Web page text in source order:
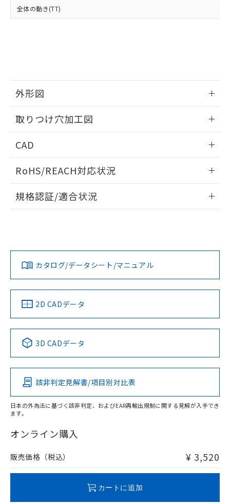
全体の動き(TT)
外形図
取りつけ穴加工図
CAD
ドすることができます。
ログイン/会員登録
ダウンロードデータをご利用いただく前に、以下を必ずお読
みください。
ソフトウェアの使用条件
RoHS/REACH対応状況
EU RoHS 注意事項・凡例
対応済み
中国 RoHS 注意事項・凡例
Pb Hg Cd Cr(VI)
O
在庫等で未対応品が混在する可能性があります。
問い合わせください。
規格認証/適合状況
カタログ/データシート/マニュアル
2D CADデータ
3D CADデータ
該非判定見解書/項目別対比表
日本の外為法に基づく該非判定、およびEAR再輸出規制に関する見解が入手でき
ます。
オンライン購入
販売価格（税込） ¥ 3,520
カートに追加
をご了承ください。
※当社の共同利用者とは、"個人情報
EU RoHS指令（10物質）の非含有証明書
物質の対応では、対応完了までの期間は出
荷製品に未対応品が混在することから備考
既に当社にて対応品への在庫切替を完了
していることから、特段のことがない限
り、2022年1月12日より割愛しておりま